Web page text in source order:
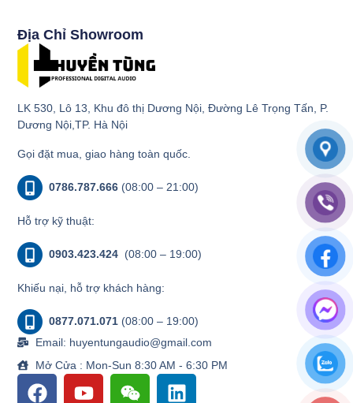
Địa Chỉ Showroom
LK 530, Lô 13, Khu đô thị Dương Nội, Đường Lê Trọng Tấn, P.
Dương Nội,TP. Hà Nội
Gọi đặt mua, giao hàng toàn quốc.
0786.787.666 (08:00 – 21:00)
Hỗ trợ kỹ thuật:
0903.423.424 (08:00 – 19:00)
Khiếu nại, hỗ trợ khách hàng:
0877.071.071 (08:00 – 19:00)
Email: huyentungaudio@gmail.com
Mở Cửa : Mon-Sun 8:30 AM - 6:30 PM